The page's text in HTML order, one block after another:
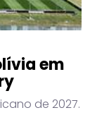
em
de 2027.